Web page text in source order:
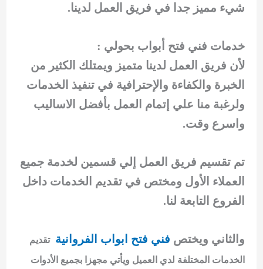
شيء مميز جدا في فريق العمل لدينا.
خدمات فني فتح أبواب بحولي :
لأن فريق العمل لدينا متميز ويمتلك الكثير من
الخبرة والكفاءة والإحترافية في تنفيذ الخدمات
ولرغبة منا علي إتمام العمل بأفضل الاساليب
واسرع وقت.
تم تقسيم فريق العمل إلي قسمين لخدمة جميع
العملاء الأول ومختص في تقديم الخدمات داخل
الفروع التابعة لنا.
والثاني ويختص فني فتح ابواب الفروانية تقديم
الخدمات المختلفة لدي العميل ويأتي مجهزا بجميع الأدوات